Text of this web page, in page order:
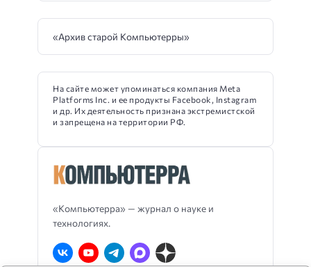
«Компьютерра» — журнал о науке и
технологиях.
«Архив старой Компьютерры»
На сайте может упоминаться компания Meta
Platforms Inc. и ее продукты Facebook, Instagram
и др. Их деятельность признана экстремистской
и запрещена на территории РФ.